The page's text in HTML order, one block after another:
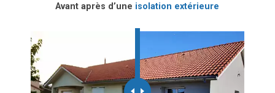
Avant après d’une isolation extérieure